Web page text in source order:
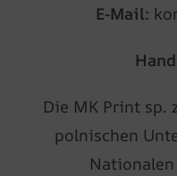
E-Mail:
Die MK Print sp.
polnischen